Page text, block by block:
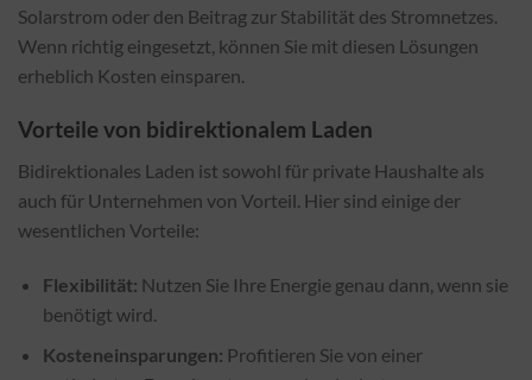
Solarstrom oder den Beitrag zur Stabilität des Stromnetzes.
Wenn richtig eingesetzt, können Sie mit diesen Lösungen
erheblich Kosten einsparen.
Vorteile von bidirektionalem Laden
Bidirektionales Laden ist sowohl für private Haushalte als
auch für Unternehmen von Vorteil. Hier sind einige der
wesentlichen Vorteile:
Flexibilität: Nutzen Sie Ihre Energie genau dann, wenn sie
benötigt wird.
Kosteneinsparungen: Profitieren Sie von einer